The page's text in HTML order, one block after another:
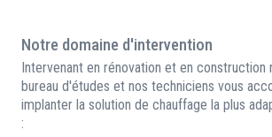
Notre domaine d'intervention
Intervenant en rénovation et en construction
bureau d'études et nos techniciens vous
implanter la solution de chauffage la plus
: